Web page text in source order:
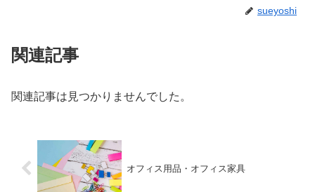
sueyoshi
関連記事
関連記事は見つかりませんでした。
オフィス用品・オフィス家具